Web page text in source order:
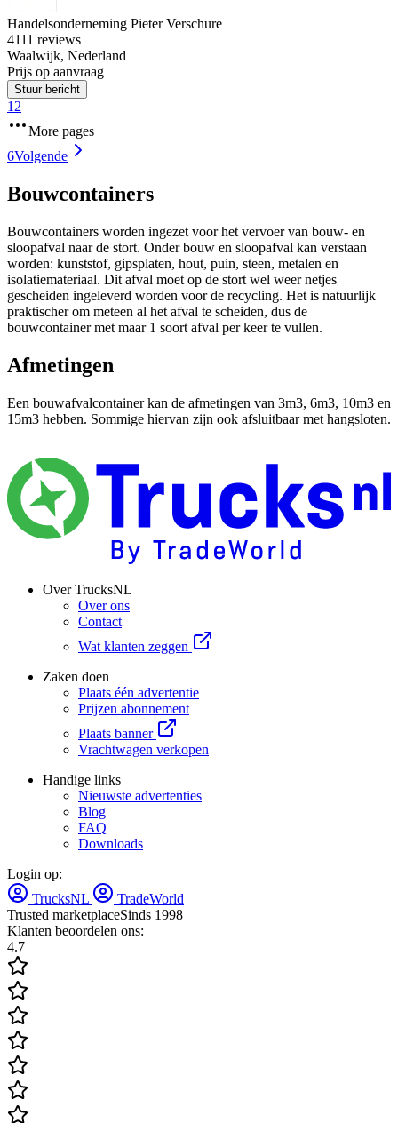
Handelsonderneming Pieter Verschure
4111 reviews
Waalwijk, Nederland
Prijs op aanvraag
Stuur bericht
1 2
More pages
6Volgende
Bouwcontainers
Bouwcontainers worden ingezet voor het vervoer van bouw- en
sloopafval naar de stort. Onder bouw en sloopafval kan verstaan
worden: kunststof, gipsplaten, hout, puin, steen, metalen en
isolatiemateriaal. Dit afval moet op de stort wel weer netjes
gescheiden ingeleverd worden voor de recycling. Het is natuurlijk
praktischer om meteen al het afval te scheiden, dus de
bouwcontainer met maar 1 soort afval per keer te vullen.
Afmetingen
Een bouwafvalcontainer kan de afmetingen van 3m3, 6m3, 10m3 en
15m3 hebben. Sommige hiervan zijn ook afsluitbaar met hangsloten.
Over TrucksNL
Over ons
Contact
Wat klanten zeggen
Zaken doen
Plaats één advertentie
Prijzen abonnement
Plaats banner
Vrachtwagen verkopen
Handige links
Nieuwste advertenties
Blog
FAQ
Downloads
Login op:
TrucksNL
TradeWorld
Trusted marketplaceSinds 1998
Klanten beoordelen ons:
4.7